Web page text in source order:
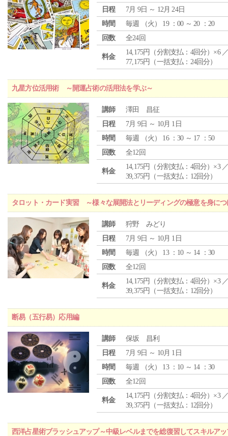
日程
7月 9日 ～ 12月 24日
時間
毎週 （火 ） 19 ：00 ～ 20 ：20
回数
全24回
料金
14,175円（分割支払：4回分）×6
77,175円（一括支払：24回分）
九星方位活用術 ～開運占術の活用法を学ぶ～
講師
澤田 昌征
日程
7月 9日 ～ 10月 1日
時間
毎週 （火 ） 16 ：30 ～ 17 ：50
回数
全12回
料金
14,175円（分割支払：4回分）×3
39,375円（一括支払：12回分）
タロット・カード実習 ～様々な展開法とリーディングの極意を身につ
講師
狩野 みどり
日程
7月 9日 ～ 10月 1日
時間
毎週 （火 ） 13 ：10 ～ 14 ：30
回数
全12回
料金
14,175円（分割支払：4回分）×3
39,375円（一括支払：12回分）
断易（五行易）応用編
講師
保坂 昌利
日程
7月 9日 ～ 10月 1日
時間
毎週 （火 ） 13 ：10 ～ 14 ：30
回数
全12回
料金
14,175円（分割支払：4回分）×3
39,375円（一括支払：12回分）
西洋占星術ブラッシュアップ～中級レベルまでを総復習してスキルア